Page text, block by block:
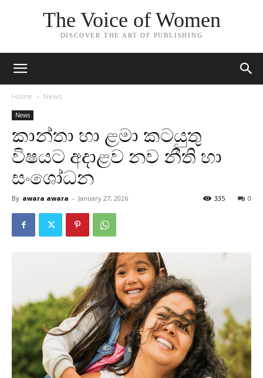
The Voice of Women
DISCOVER THE ART OF PUBLISHING
Home News
News
කාන්තා හා ළමා කටයුතු
විෂයට අදාළව නව නීති හා
සංශෝධන
By awara awara - January 27, 2026 0
335